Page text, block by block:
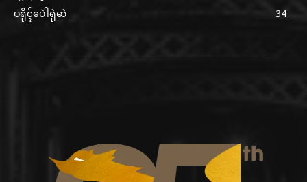
ပရိုၚ်ပေဲါရုဲမာဲ
34